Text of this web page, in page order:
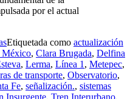
por el actual
Etiquetada como actualización
México, Clara Brugada, Delfina
, Lerma, Línea 1, Metepec,
de transporte, Observatorio,
Fe, señalización., sistemas